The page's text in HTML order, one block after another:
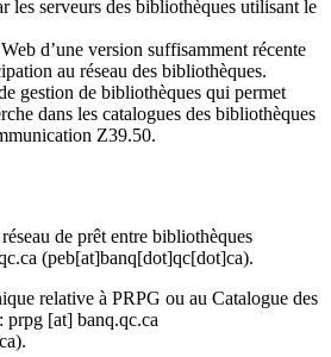
les serveurs des bibliothèques utilisant le
d’une version suffisamment récente
au réseau des bibliothèques.
gestion de bibliothèques qui permet
dans les catalogues des bibliothèques
Z39.50.
de prêt entre bibliothèques
(peb[at]banq[dot]qc[dot]ca).
relative à PRPG ou au Catalogue des
prpg [at] banq.qc.ca
.